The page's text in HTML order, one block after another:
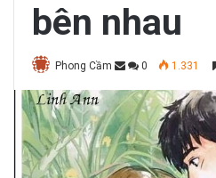
bên nhau
Phong Cầm 0 1.331